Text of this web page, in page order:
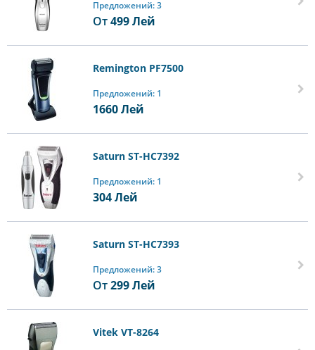
Предложений: 3
От499Лей
Remington PF7500
Предложений: 1
1660Лей
Saturn ST-HC7392
Предложений: 1
304Лей
Saturn ST-HC7393
Предложений: 3
От299Лей
Vitek VT-8264